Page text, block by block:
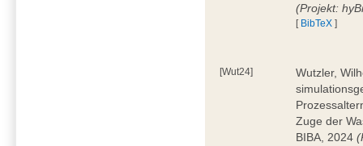
(Projekt:
[ BibTeX ]
[Wut24]
Wutzler,
Zuge der
BIBA, 2024